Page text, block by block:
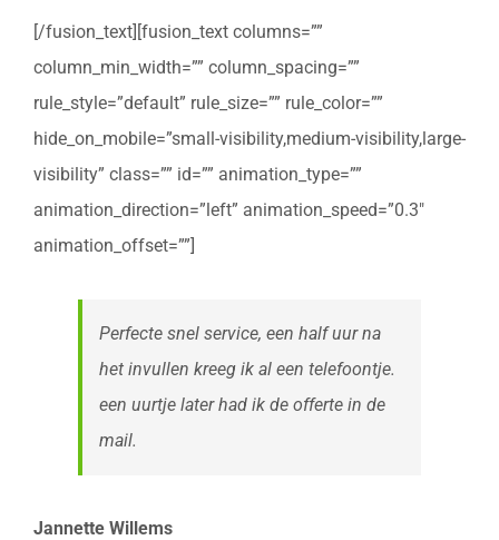
[/fusion_text][fusion_text columns=””
column_min_width=”” column_spacing=””
rule_style=”default” rule_size=”” rule_color=””
hide_on_mobile=”small-visibility,medium-visibility,large-
visibility” class=”” id=”” animation_type=””
animation_direction=”left” animation_speed=”0.3″
animation_offset=””]
Perfecte snel service, een half uur na
het invullen kreeg ik al een telefoontje.
een uurtje later had ik de offerte in de
mail.
Jannette Willems